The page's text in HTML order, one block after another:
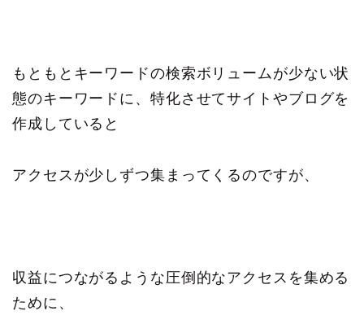
もともとキーワードの検索ボリュームが少ない状
態のキーワードに、特化させてサイトやブログを
作成していると
アクセスが少しずつ集まってくるのですが、
収益につながるような圧倒的なアクセスを集める
ために、